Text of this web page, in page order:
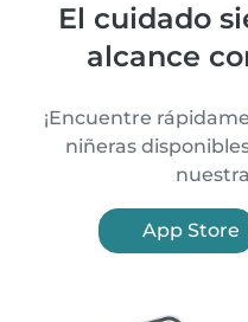
El cuidado
alcance
¡Encuentre
niñeras
App Store